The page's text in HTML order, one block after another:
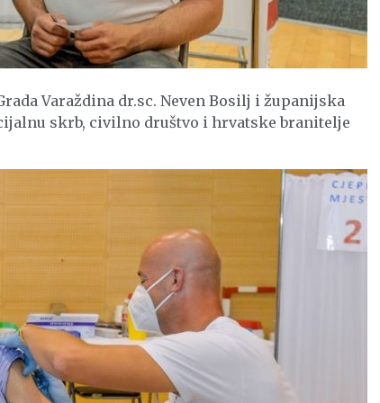
Varaždina dr.sc. Neven Bosilj i županijska
skrb, civilno društvo i hrvatske branitelje